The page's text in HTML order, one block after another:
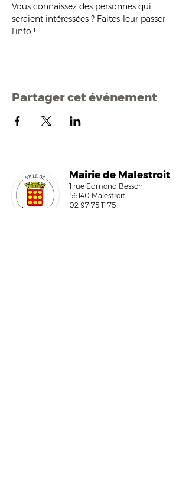
Vous connaissez des personnes qui
seraient intéressées ? Faites-leur passer
l'info !
Partager cet événement
Mairie de Malestroit
1 rue Edmond Besson
56140 Malestroit
02 97 75 11 75